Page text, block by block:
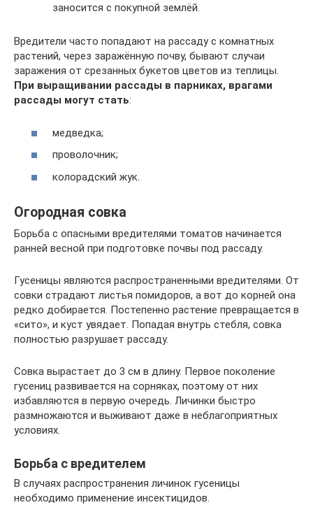
заносится с покупной землёй.
Вредители часто попадают на рассаду с комнатных
растений, через заражённую почву, бывают случаи
заражения от срезанных букетов цветов из теплицы.
При выращивании рассады в парниках, врагами
рассады могут стать:
медведка;
проволочник;
колорадский жук.
Огородная совка
Борьба с опасными вредителями томатов начинается
ранней весной при подготовке почвы под рассаду.
Гусеницы являются распространенными вредителями. От
совки страдают листья помидоров, а вот до корней она
редко добирается. Постепенно растение превращается в
«сито», и куст увядает. Попадая внутрь стебля, совка
полностью разрушает рассаду.
Совка вырастает до 3 см в длину. Первое поколение
гусениц развивается на сорняках, поэтому от них
избавляются в первую очередь. Личинки быстро
размножаются и выживают даже в неблагоприятных
условиях.
Борьба с вредителем
В случаях распространения личинок гусеницы
необходимо применение инсектицидов.